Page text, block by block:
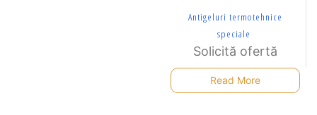
Antigeluri termotehnice
speciale
Solicită ofertă
Read More